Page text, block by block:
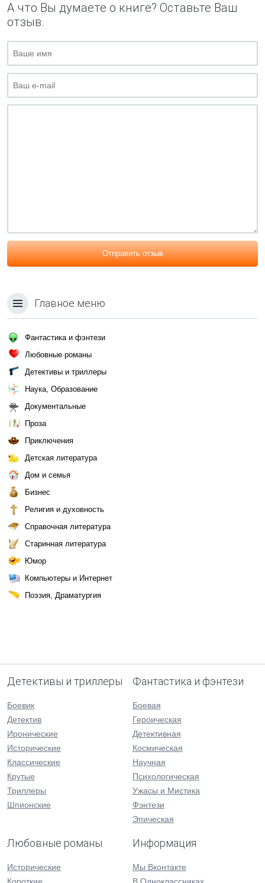
А что Вы думаете о книге? Оставьте Ваш
отзыв.
Отправить отзыв
Главное меню
Фантастика и фэнтези
Любовные романы
Детективы и триллеры
Наука, Образование
Документальные
Проза
Приключения
Детская литература
Дом и семья
Бизнес
Религия и духовность
Справочная литература
Старинная литература
Юмор
Компьютеры и Интернет
Поэзия, Драматургия
Детективы и триллеры
Боевик
Детектив
Иронические
Исторические
Классические
Крутые
Триллеры
Шпионские
Фантастика и фэнтези
Боевая
Героическая
Детективная
Космическая
Научная
Психологическая
Ужасы и Мистика
Фэнтези
Эпическая
Любовные романы
Исторические
Информация
Мы Вконтакте